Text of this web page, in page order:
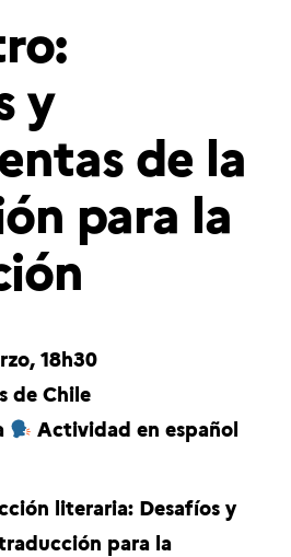
y
de la
para la
18h30
de Chile
Actividad en español
literaria: Desafíos y
para la